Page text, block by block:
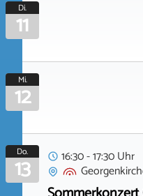
Di.
11
Mi.
12
Do.
13
16:30 - 17:30 Uhr